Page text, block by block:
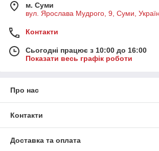
м. Суми
вул. Ярослава Мудрого, 9, Суми,
Контакти
Сьогодні працює з 10:00 до 16:00
Показати весь графік роботи
Про нас
Контакти
Доставка та оплата